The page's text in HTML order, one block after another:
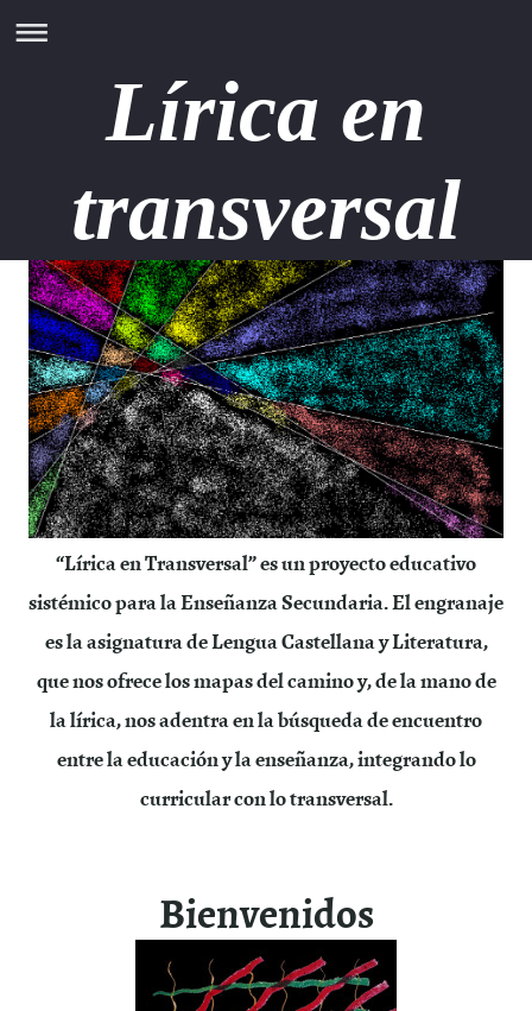
Lírica en
transversal
“Lírica en Transversal” es un proyecto educativo
sistémico para la Enseñanza Secundaria. El engranaje
es la asignatura de Lengua Castellana y Literatura,
que nos ofrece los mapas del camino y, de la mano de
la lírica, nos adentra en la búsqueda de encuentro
entre la educación y la enseñanza, integrando lo
curricular con lo transversal.
Bienvenidos